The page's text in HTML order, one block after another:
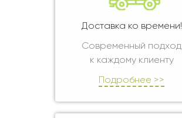
Доставка ко времени!
Современный подход
к каждому клиенту
Подробнее >>